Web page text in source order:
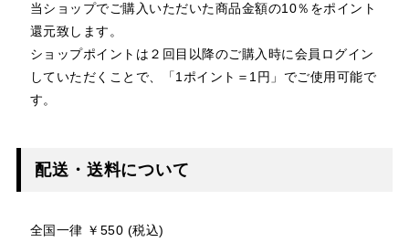
当ショップでご購入いただいた商品金額の10％をポイント
還元致します。
ショップポイントは２回目以降のご購入時に会員ログイン
していただくことで、「1ポイント＝1円」でご使用可能で
す。
配送・送料について
全国一律 ￥550 (税込)